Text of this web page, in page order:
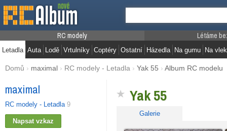
RC modely
Letadla Auta Lodě Vrtulníky Coptéry Ostatní
Létáme
Házedla Na gumu Na vlek
Domů › maximal › RC modely - Letadla › Yak 55 › Album RC modelu
maximal
RC modely - Letadla 9 Yak 55
Galerie